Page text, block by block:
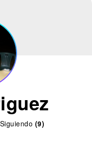
Siguiendo (9)